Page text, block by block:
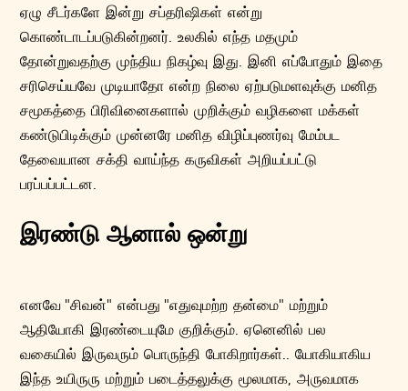
ஏழு சீடர்களே இன்று சப்தரிஷிகள் என்று
கொண்டாடப்படுகின்றனர். உலகில் எந்த மதமும்
தோன்றுவதற்கு முந்திய நிகழ்வு இது. இனி எப்போதும் இதை
சரிசெய்யவே முடியாதோ என்ற நிலை ஏற்படுமளவுக்கு மனித
சமூகத்தை பிரிவினைகளால் முறிக்கும் வழிகளை மக்கள்
கண்டுபிடிக்கும் முன்னரே மனித விழிப்புணர்வு மேம்பட
தேவையான சக்தி வாய்ந்த கருவிகள் அறியப்பட்டு
பரப்பப்பட்டன.
இரண்டு ஆனால் ஒன்று
எனவே "சிவன்" என்பது "எதுவுமற்ற தன்மை" மற்றும்
ஆதியோகி இரண்டையுமே குறிக்கும். ஏனெனில் பல
வகையில் இருவரும் பொருந்தி போகிறார்கள்.. யோகியாகிய
இந்த உயிருரு மற்றும் படைத்தலுக்கு மூலமாக, அருவமாக